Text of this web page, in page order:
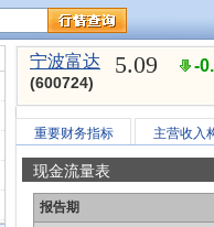
宁波富达
(600724)
5.09 -
重要财务指标 主营收入
现金流量表
报告期